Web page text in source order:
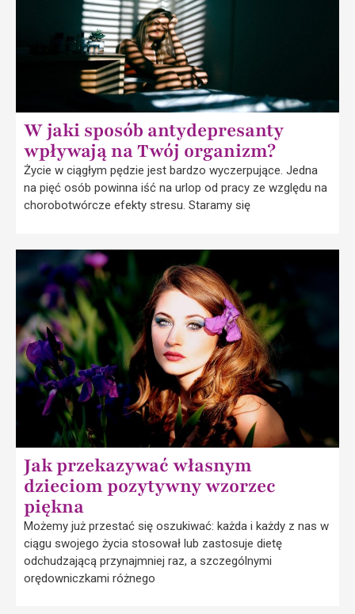
W jaki sposób antydepresanty
wpływają na Twój organizm?
Życie w ciągłym pędzie jest bardzo wyczerpujące. Jedna
na pięć osób powinna iść na urlop od pracy ze względu na
chorobotwórcze efekty stresu. Staramy się
Jak przekazywać własnym
dzieciom pozytywny wzorzec
piękna
Możemy już przestać się oszukiwać: każda i każdy z nas w
ciągu swojego życia stosował lub zastosuje dietę
odchudzającą przynajmniej raz, a szczególnymi
orędowniczkami różnego